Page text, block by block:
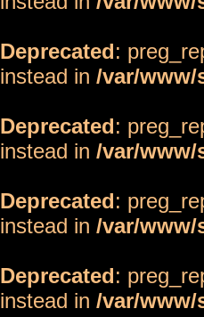
Deprecated:
instead in /var/
Deprecated:
instead in /var/
Deprecated:
instead in /var/
Deprecated:
instead in /var/